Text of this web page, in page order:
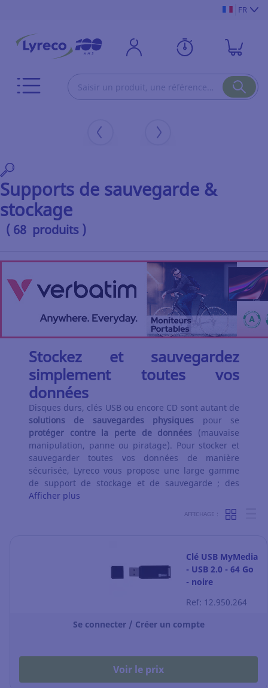
FR
Supports de sauvegarde &
stockage
( 68 produits )
Stockez et sauvegardez
simplement toutes vos
données
Disques durs, clés USB ou encore CD sont autant de
solutions de sauvegardes physiques pour se
protéger contre la perte de données (mauvaise
manipulation, panne ou piratage). Pour stocker et
sauvegarder toutes vos données de manière
sécurisée, Lyreco vous propose une large gamme
de support de stockage et de sauvegarde ; des
Afficher plus
AFFICHAGE :
Clé USB MyMedia
- USB 2.0 - 64 Go
- noire
Ref: 12.950.264
Se connecter / Créer un compte
Voir le prix